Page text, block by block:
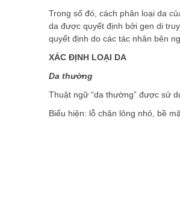
Trong số đó, cách phân loại da
da được quyết định bởi gen di
quyết định do các tác nhân bên
XÁC ĐỊNH LOẠI DA
Da thường
Thuật ngữ “da thường” được sử
Biểu hiện: lỗ chân lông nhỏ, bề